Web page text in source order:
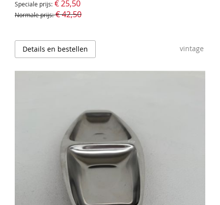
Speciale prijs € 25,50
Normale prijs € 42,50
Details en bestellen vintage